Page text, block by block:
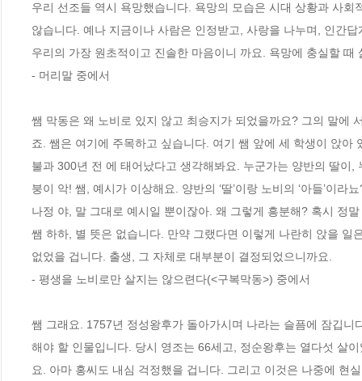
우리 선조들 역시 욕망했습니다. 욕망의 모습은 시대 상황과 사
않습니다. 예나 지금이나 사람은 인정받고, 사랑을 나누며, 인간
우리의 가장 원초적이고 진솔한 마음이니 까요. 욕망에 충실할
- 머리말 중에서
쌤 막동은 왜 노비로 있지 않고 최승지가 되었을까요? 그의 말에
죠. 쌤은 여기에 주목하고 싶습니다. 여기 쌤 앞에 세 학생이 앉
불과 300년 전 에 태어났다고 생각해봐요. 누군가는 양반의 딸이
붕이 악! 쌤, 예시가 이상해요. 양반의 ‘딸’이랑 노비의 ‘아들’이라
나정 야, 말 그대로 예시일 뿐이잖아. 왜 그렇게 흥분해? 혹시 정
쌤 하하, 별 뜻은 없습니다. 만약 그랬다면 이렇게 나란히 앉을
없었을 겁니다. 출생, 그 자체로 대부분이 결정되었으니까요.
- 평생을 노비로만 살지는 않으련다(<구복막동>) 중에서
쌤 그래요. 1757년 정성왕후가 돌아가시며 나라는 슬픔에 잠깁
해야 할 인물입니다. 당시 영조는 66세고, 정순왕후는 열다섯 살
요. 아마 홍씨도 내심 걱정했을 겁니다. 그리고 이것은 나중에 현